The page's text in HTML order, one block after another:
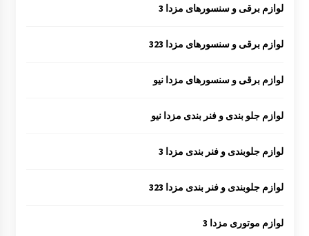
لوازم برقی و سنسورهای مزدا 3
لوازم برقی و سنسورهای مزدا 323
لوازم برقی و سنسورهای مزدا نیو
لوازم جلو بندی و فنر بندی مزدا نیو
لوازم جلوبندی و فنر بندی مزدا 3
لوازم جلوبندی و فنر بندی مزدا 323
لوازم موتوری مزدا 3